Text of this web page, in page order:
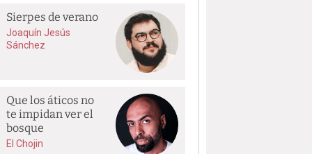
Sierpes de verano
Joaquín Jesús
Sánchez
Que los áticos no
te impidan ver el
bosque
El Chojin